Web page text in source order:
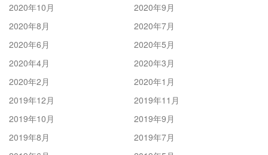
2020年10月
2020年9月
2020年8月
2020年7月
2020年6月
2020年5月
2020年4月
2020年3月
2020年2月
2020年1月
2019年12月
2019年11月
2019年10月
2019年9月
2019年8月
2019年7月